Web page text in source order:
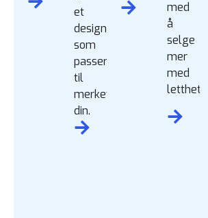
et
design
som
passer
til
merkevaren
din.
med
å
selge
mer
med
letthet.